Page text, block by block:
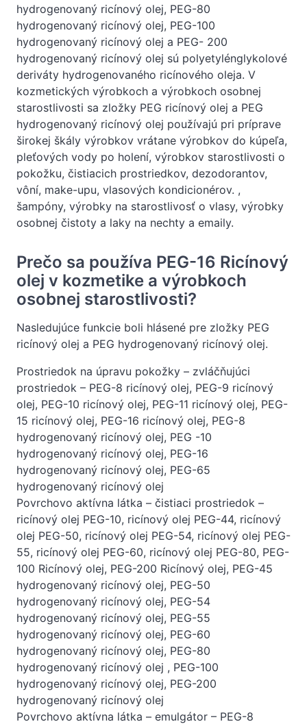
hydrogenovaný ricínový olej, PEG-80
hydrogenovaný ricínový olej, PEG-100
hydrogenovaný ricínový olej a PEG- 200
hydrogenovaný ricínový olej sú polyetylénglykolové
deriváty hydrogenovaného ricínového oleja. V
kozmetických výrobkoch a výrobkoch osobnej
starostlivosti sa zložky PEG ricínový olej a PEG
hydrogenovaný ricínový olej používajú pri príprave
širokej škály výrobkov vrátane výrobkov do kúpeľa,
pleťových vody po holení, výrobkov starostlivosti o
pokožku, čistiacich prostriedkov, dezodorantov,
vôní, make-upu, vlasových kondicionérov. ,
šampóny, výrobky na starostlivosť o vlasy, výrobky
osobnej čistoty a laky na nechty a emaily.
Prečo sa používa PEG-16 Ricínový
olej v kozmetike a výrobkoch
osobnej starostlivosti?
Nasledujúce funkcie boli hlásené pre zložky PEG
ricínový olej a PEG hydrogenovaný ricínový olej.
Prostriedok na úpravu pokožky – zvláčňujúci
prostriedok – PEG-8 ricínový olej, PEG-9 ricínový
olej, PEG-10 ricínový olej, PEG-11 ricínový olej, PEG-
15 ricínový olej, PEG-16 ricínový olej, PEG-8
hydrogenovaný ricínový olej, PEG -10
hydrogenovaný ricínový olej, PEG-16
hydrogenovaný ricínový olej, PEG-65
hydrogenovaný ricínový olej
Povrchovo aktívna látka – čistiaci prostriedok –
ricínový olej PEG-10, ricínový olej PEG-44, ricínový
olej PEG-50, ricínový olej PEG-54, ricínový olej PEG-
55, ricínový olej PEG-60, ricínový olej PEG-80, PEG-
100 Ricínový olej, PEG-200 Ricínový olej, PEG-45
hydrogenovaný ricínový olej, PEG-50
hydrogenovaný ricínový olej, PEG-54
hydrogenovaný ricínový olej, PEG-55
hydrogenovaný ricínový olej, PEG-60
hydrogenovaný ricínový olej, PEG-80
hydrogenovaný ricínový olej , PEG-100
hydrogenovaný ricínový olej, PEG-200
hydrogenovaný ricínový olej
Povrchovo aktívna látka – emulgátor – PEG-8